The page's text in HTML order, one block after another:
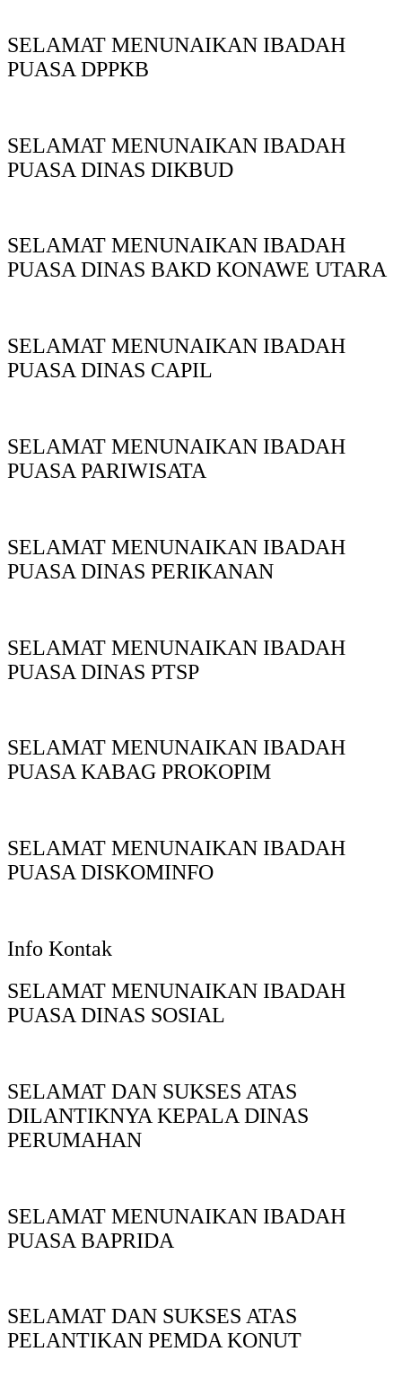
SELAMAT MENUNAIKAN IBADAH
PUASA DPPKB
SELAMAT MENUNAIKAN IBADAH
PUASA DINAS DIKBUD
SELAMAT MENUNAIKAN IBADAH
PUASA DINAS BAKD KONAWE UTARA
SELAMAT MENUNAIKAN IBADAH
PUASA DINAS CAPIL
SELAMAT MENUNAIKAN IBADAH
PUASA PARIWISATA
SELAMAT MENUNAIKAN IBADAH
PUASA DINAS PERIKANAN
SELAMAT MENUNAIKAN IBADAH
PUASA DINAS PTSP
SELAMAT MENUNAIKAN IBADAH
PUASA KABAG PROKOPIM
SELAMAT MENUNAIKAN IBADAH
PUASA DISKOMINFO
Info Kontak
SELAMAT MENUNAIKAN IBADAH
PUASA DINAS SOSIAL
SELAMAT DAN SUKSES ATAS
DILANTIKNYA KEPALA DINAS
PERUMAHAN
SELAMAT MENUNAIKAN IBADAH
PUASA BAPRIDA
SELAMAT DAN SUKSES ATAS
PELANTIKAN PEMDA KONUT